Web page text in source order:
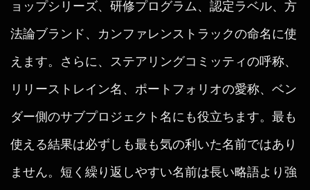
ョップシリーズ、研修プログラム、認定ラベル、方
法論ブランド、カンファレンストラックの命名に使
えます。さらに、ステアリングコミッティの呼称、
リリーストレイン名、ポートフォリオの愛称、ベン
ダー側のサブプロジェクト名にも役立ちます。最も
使える結果は必ずしも最も気の利いた名前ではあり
ません。短く繰り返しやすい名前は長い略語より強